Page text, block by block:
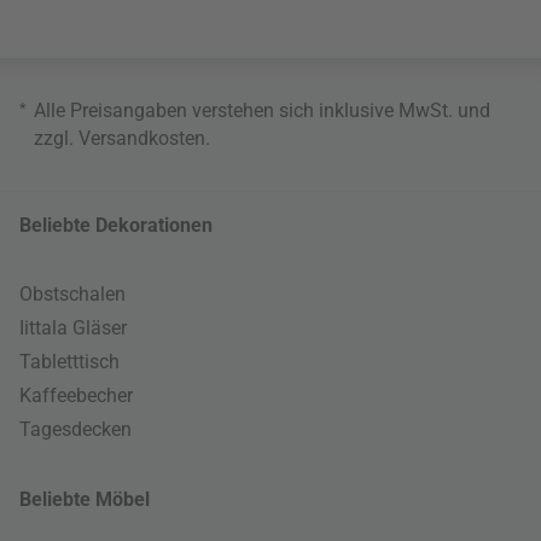
* Alle Preisangaben verstehen sich inklusive MwSt. und
zzgl. Versandkosten
Beliebte Dekorationen
Obstschalen
Iittala Gläser
Tabletttisch
Kaffeebecher
Tagesdecken
Beliebte Möbel